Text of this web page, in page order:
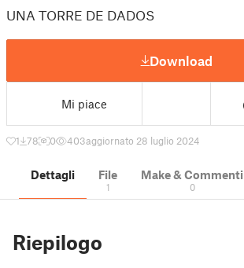
UNA TORRE DE DADOS
Download
Mi piace
1 78 0 403aggiornato 28 luglio 2024
Dettagli File
1
Make & Commenti
0
Riepilogo